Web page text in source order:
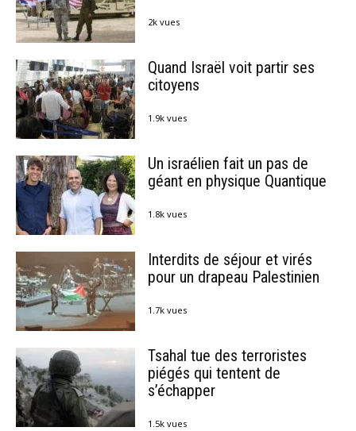
2k vues
Quand Israël voit partir ses
citoyens
1.9k vues
Un israélien fait un pas de
géant en physique Quantique
1.8k vues
Interdits de séjour et virés
pour un drapeau Palestinien
1.7k vues
Tsahal tue des terroristes
piégés qui tentent de
s’échapper
1.5k vues